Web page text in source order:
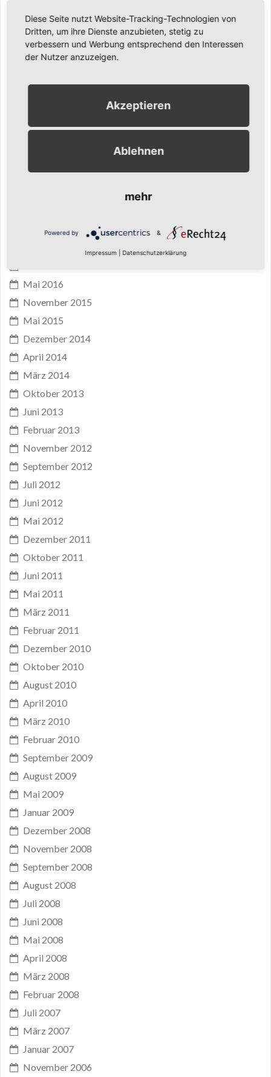
Februar 2022
Oktober 2021
Mai 2021
Juni 2018
Juni 2017
Mai 2016
November 2015
Mai 2015
Dezember 2014
April 2014
März 2014
Oktober 2013
Juni 2013
Februar 2013
November 2012
September 2012
Juli 2012
Juni 2012
Mai 2012
Dezember 2011
Oktober 2011
Juni 2011
Mai 2011
März 2011
Februar 2011
Dezember 2010
Oktober 2010
August 2010
April 2010
März 2010
Februar 2010
September 2009
August 2009
Mai 2009
Januar 2009
Dezember 2008
November 2008
September 2008
August 2008
Juli 2008
Juni 2008
Mai 2008
April 2008
März 2008
Februar 2008
Juli 2007
März 2007
Januar 2007
November 2006
Diese Seite nutzt Website-Tracking-Technologien von
Dritten, um ihre Dienste anzubieten, stetig zu
verbessern und Werbung entsprechend den Interessen
der Nutzer anzuzeigen.
Akzeptieren
Ablehnen
mehr
Powered by &
Impressum Datenschutzerklärung